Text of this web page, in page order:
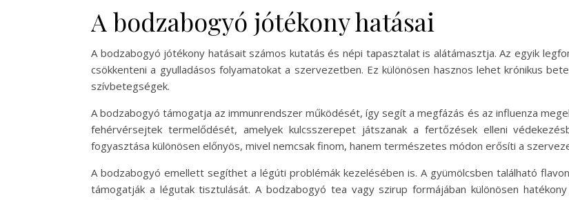
A bodzabogyó jótékony hatásai
A bodzabogyó jótékony hatásait számos kutatás és népi tapasztalat is alátámasztja. Az egyik
csökkenteni a gyulladásos folyamatokat a szervezetben. Ez különösen hasznos lehet krónikus
szívbetegségek.
A bodzabogyó támogatja az immunrendszer működését, így segít a megfázás és az influenza
fehérvérsejtek termelődését, amelyek kulcsszerepet játszanak a fertőzések elleni
fogyasztása különösen előnyös, mivel nemcsak finom, hanem természetes módon erősíti a
A bodzabogyó emellett segíthet a légúti problémák kezelésében is. A gyümölcsben található
támogatják a légutak tisztulását. A bodzabogyó tea vagy szirup formájában különösen